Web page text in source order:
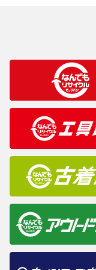
ご理解くださいます
合がございますので
※表記したカラー名
製造元が定めたカラ
明なことがありまし
商品について